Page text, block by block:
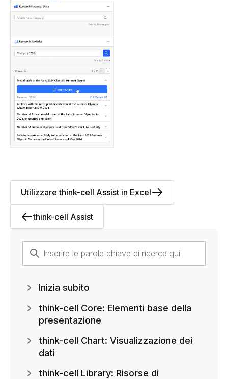
think-cell Assist
Utilizzare think-cell Assist in Excel
Inizia subito
think-cell Core: Elementi base della
presentazione
think-cell Chart: Visualizzazione dei
dati
think-cell Library: Risorse di